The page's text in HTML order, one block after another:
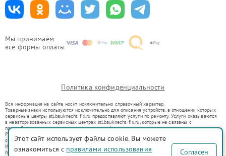
Мы принимаем
все формы оплаты
Политика конфиденциальности
Вся информация на сайте носит исключительно справочный характер.
Товарные знаки используются исключительно для описания устройств, в отношении которых
сервисные центры stl.bauknecht-fix.ru предоставляют услуги по ремонту. Услуги оказываются
в неавторизованных сервисных центрах stl.bauknecht-fix.ru, которые не связаны с
правообладателями товарных знаков или их официальными представителями.
Ремонт осуществляется для устройств, уже введенных в гражданский оборот в соответствии
со статьей 1487 ГК РФ.
Использование товарных знаков не преследует цели индивидуализации услуг или введения
потребителей в заблуждение, а служит для информирования о предоставляемых услугах по
Этот сайт использует файлы cookie. Вы можете
ознакомиться с правилами использования
Согласен